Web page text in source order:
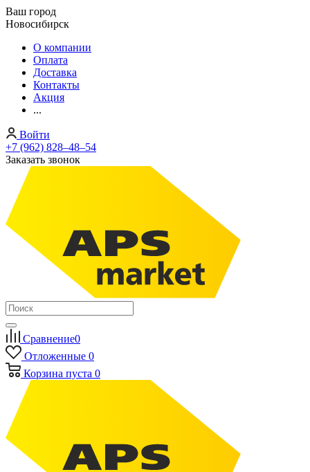
Ваш город
Новосибирск
О компании
Оплата
Доставка
Контакты
Акция
...
Войти
+7 (962) 828‒48‒54
Заказать звонок
Сравнение0
Отложенные 0
Корзина пуста 0